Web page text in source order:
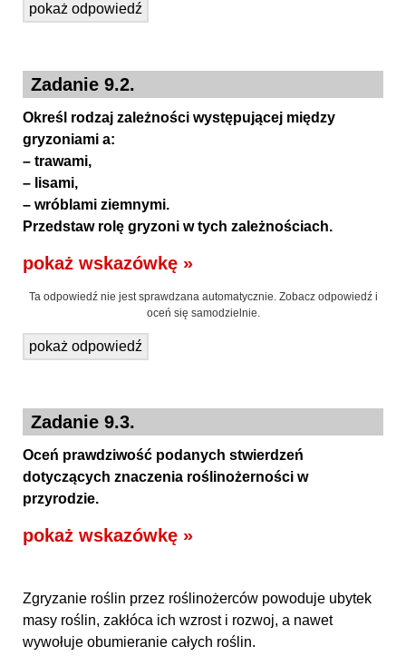
pokaż odpowiedź
Zadanie 9.2.
Określ rodzaj zależności występującej między
gryzoniami a:
– trawami,
– lisami,
– wróblami ziemnymi.
Przedstaw rolę gryzoni w tych zależnościach.
pokaż wskazówkę »
Ta odpowiedź nie jest sprawdzana automatycznie. Zobacz odpowiedź i
oceń się samodzielnie.
pokaż odpowiedź
Zadanie 9.3.
Oceń prawdziwość podanych stwierdzeń
dotyczących znaczenia roślinożerności w
przyrodzie.
pokaż wskazówkę »
Zgryzanie roślin przez roślinożerców powoduje ubytek
masy roślin, zakłóca ich wzrost i rozwoj, a nawet
wywołuje obumieranie całych roślin.